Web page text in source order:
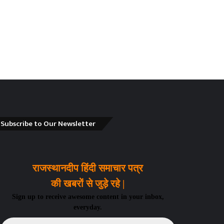
Subscribe to Our Newsletter
राजस्थानदीप हिंदी समाचार पत्र
की खबरों से जुड़े रहे |
Sign up to receive awesome content in your inbox,
everyday.
Email